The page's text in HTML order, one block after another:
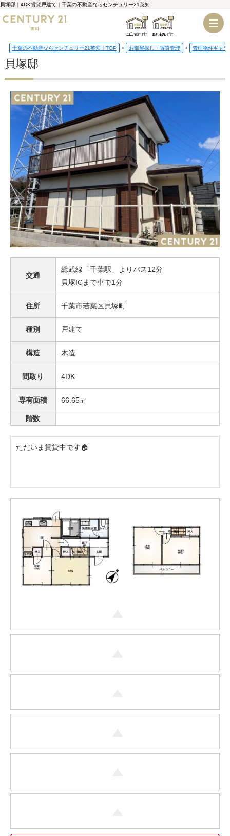
貝塚邸｜4DK賃貸戸建て｜千葉の不動産ならセンチュリー21英知
千葉店 船橋店
千葉の不動産ならセンチュリー21英知｜TOP お部屋探し・賃貸管理 管理物件ギャラ
貝塚邸
交通
総武線「千葉駅」よりバス12分
貝塚ICまで車で1分
住所 千葉市若葉区貝塚町
種別 戸建て
構造 木造
間取り 4DK
専有面積 66.65㎡
階数
ただいま賃貸中です🏠